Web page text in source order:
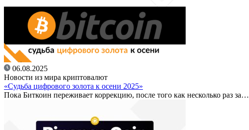
06.08.2025
Новости из мира криптовалют
«Судьба цифрового золота к осени 2025»
Пока Биткоин переживает коррекцию, после того как несколько раз за…